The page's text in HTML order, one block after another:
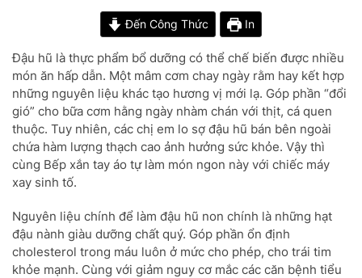
Đến Công Thức In
Đậu hũ là thực phẩm bổ dưỡng có thể chế biến được nhiều
món ăn hấp dẫn. Một mâm cơm chay ngày rằm hay kết hợp
những nguyên liệu khác tạo hương vị mới lạ. Góp phần “đổi
gió” cho bữa cơm hằng ngày nhàm chán với thịt, cá quen
thuộc. Tuy nhiên, các chị em lo sợ đậu hũ bán bên ngoài
chứa hàm lượng thạch cao ảnh hưởng sức khỏe. Vậy thì
cùng Bếp xắn tay áo tự làm món ngon này với chiếc máy
xay sinh tố.
Nguyên liệu chính để làm đậu hũ non chính là những hạt
đậu nành giàu dưỡng chất quý. Góp phần ổn định
cholesterol trong máu luôn ở mức cho phép, cho trái tim
khỏe mạnh. Cùng với giảm nguy cơ mắc các căn bệnh tiểu